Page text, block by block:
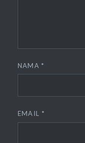
NAMA*
EMAIL *